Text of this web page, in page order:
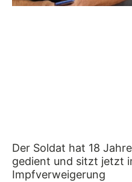
Der Soldat hat 18
gedient und sitzt jetzt
Impfverweigerung